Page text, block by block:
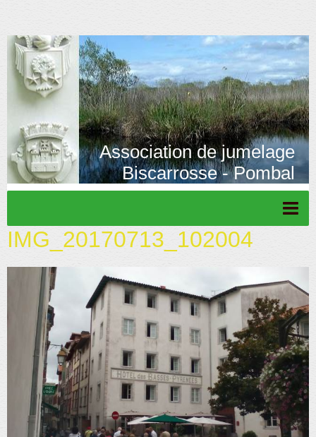
Association de jumelage
Biscarrosse - Pombal
Page d'accueil
Actu/News
Rétrospective
Partenaires
Association
Contact
Album
Adhérer
IMG_20170713_102004